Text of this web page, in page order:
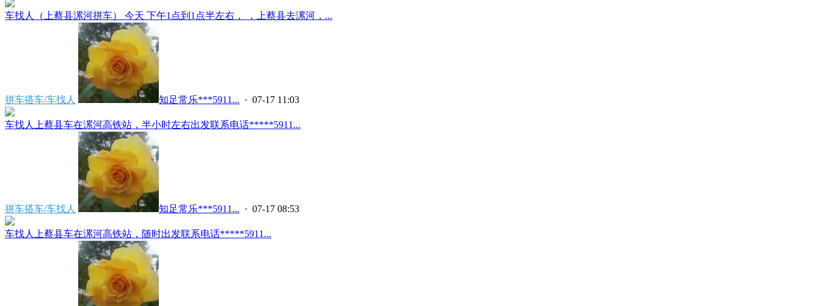
车找人（上蔡县漯河拼车） 今天 下午1点到1点半左右， ，上蔡县去漯河，...
拼车搭车/车找人 知足常乐***5911... · 07-17 11:03
车找人上蔡县车在漯河高铁站，半小时左右出发联系电话*****5911...
拼车搭车/车找人 知足常乐***5911... · 07-17 08:53
车找人上蔡县车在漯河高铁站，随时出发联系电话*****5911...